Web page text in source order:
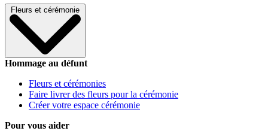
Fleurs et cérémonie
Hommage au défunt
Fleurs et cérémonies
Faire livrer des fleurs pour la cérémonie
Créer votre espace cérémonie
Pour vous aider